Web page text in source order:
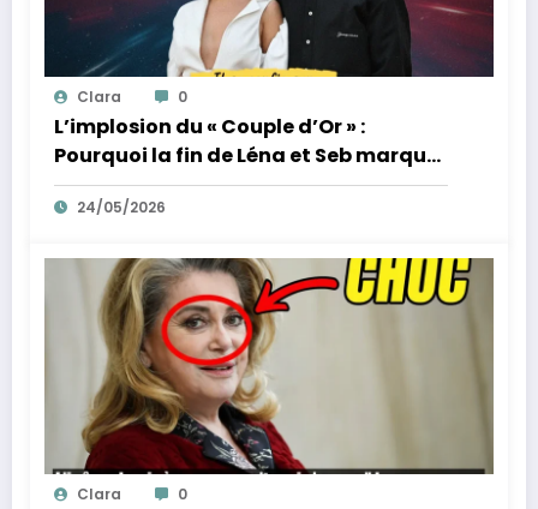
Clara 0
L’implosion du « Couple d’Or » :
Pourquoi la fin de Léna et Seb marque
la fin de l’innocence sur YouTube
24/05/2026
Clara 0